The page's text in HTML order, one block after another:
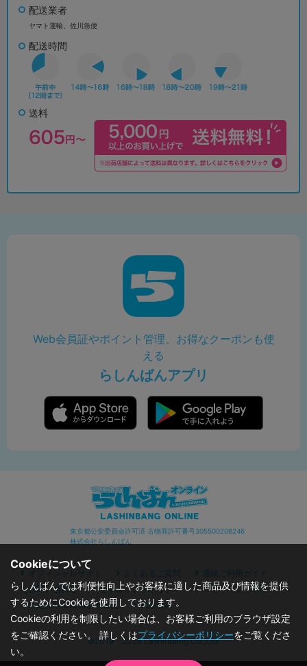
配送業者
ヤマト運輸、佐川急便
配送時間
送料
Web会員証やポイント管理、お得なクーポンも使
える
らしんばんアプリ
東京都公安委員会許可済 古物商許可番号305500206246
株式会社らしんばん
オフィシャルサイト よくあるご質問
通販ご利用ガイド
お問い合わせ
セキュリティポリシー
プライバシーポリシー
特定商取引に関する表記
利用規約
©2019 - 2026 Lashinbang Co.,Ltd.
Cookieについて
らしんばんでは利便性向上やお客様に適した商品及び情報を提供
するためにCookieを使用しております。
Cookieの利用を制限したい場合は、お客様ご利用のブラウザ設定
をご確認ください。 詳しくはプライバシーポリシーをご覧くださ
い。